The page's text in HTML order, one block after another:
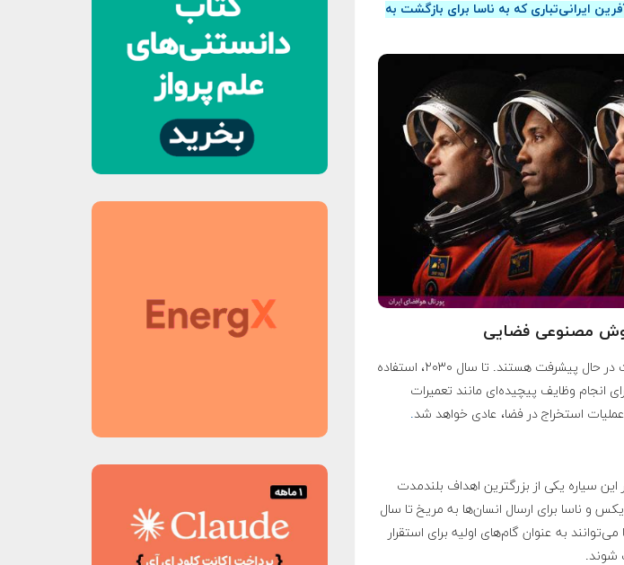
ایرانی‌تباری که به ناسا برای بازگشت به
ربات‌ها و هوش مصنوعی در فضا به سرعت در حال پیشرفت هستند. تا سال ۲۰۳۰، استفاده
وظایف پیچیده‌ای مانند تعمیرات
استخراج در فضا، عادی خواهد شد.
این سیاره یکی از بزرگترین اهداف بلندمدت
ناسا برای ارسال انسان‌ها به مریخ تا سال
می‌توانند به عنوان گام‌های اولیه برای استقرار
شوند.